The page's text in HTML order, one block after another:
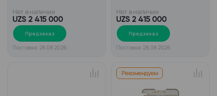
Нет в наличии
UZS 2 415 000
Предзаказ
Поставка: 28.08.2026
Нет в наличии
UZS 2 415 000
Предзаказ
Поставка: 28.08.2026
Рекомендуем